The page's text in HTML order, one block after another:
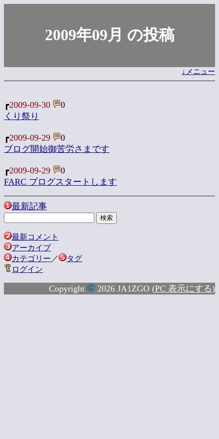
2009年09月 の投稿
↓メニュー
┏2009-09-30
0
くり祭り
┏2009-09-29
0
ブログ開始御苦労さまです
┏2009-09-29
0
FARC ブログスタートします
最新記事
最新コメント
アーカイブ
カテゴリー ／
タグ
ログイン
Copyright 2026 JA1ZGO (PC 表示にする)